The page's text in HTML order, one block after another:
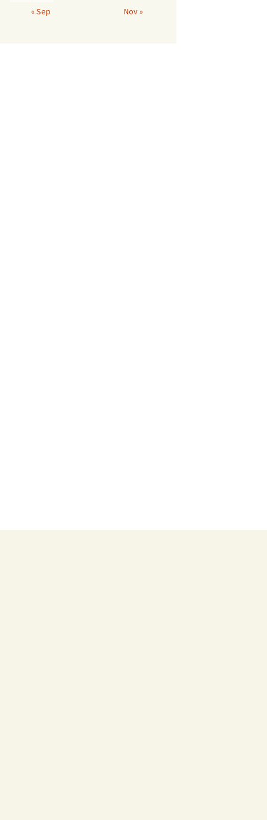
« Sep
Nov »